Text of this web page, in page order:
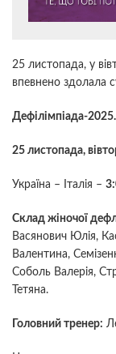
25 листопада, у
впевнено здолала
Дефілімпіада-
25 листопада,
Україна – Італія –
Склад жіночої
Васянович Юлія,
Валентина,
Соболь Валерія,
Тетяна.
Головний тренер: